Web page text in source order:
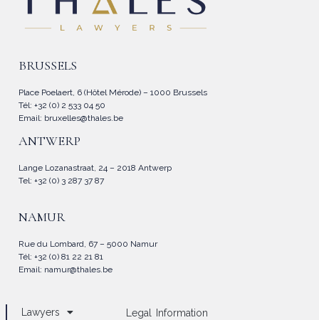
BRUSSELS
Place Poelaert, 6 (Hôtel Mérode) – 1000 Brussels
Tél: +32 (0) 2 533 04 50
Email: bruxelles@thales.be
ANTWERP
Lange Lozanastraat, 24 – 2018 Antwerp
Tel: +32 (0) 3 287 37 87
NAMUR
Rue du Lombard, 67 – 5000 Namur
Tél: +32 (0) 81 22 21 81
Email: namur@thales.be
Lawyers Legal Information